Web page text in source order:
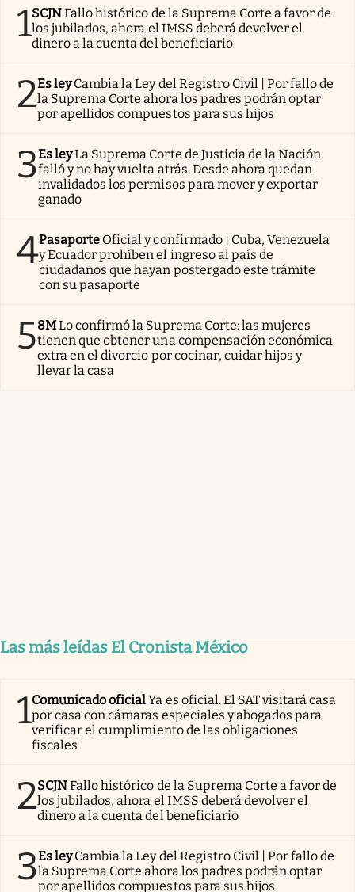
1SCJNFallo histórico de la Suprema Corte a favor de
los jubilados, ahora el IMSS deberá devolver el
dinero a la cuenta del beneficiario
2Es ley Cambia la Ley del Registro Civil | Por fallo de
la Suprema Corte ahora los padres podrán optar
por apellidos compuestos para sus hijos
3Es leyLa Suprema Corte de Justicia de la Nación
falló y no hay vuelta atrás. Desde ahora quedan
invalidados los permisos para mover y exportar
ganado
4Pasaporte Oficial y confirmado | Cuba, Venezuela
y Ecuador prohíben el ingreso al país de
ciudadanos que hayan postergado este trámite
con su pasaporte
58MLo confirmó la Suprema Corte: las mujeres
tienen que obtener una compensación económica
extra en el divorcio por cocinar, cuidar hijos y
llevar la casa
Las más leídas El Cronista México
1Comunicado oficialYa es oficial. El SAT visitará casa
por casa con cámaras especiales y abogados para
verificar el cumplimiento de las obligaciones
fiscales
2SCJNFallo histórico de la Suprema Corte a favor de
los jubilados, ahora el IMSS deberá devolver el
dinero a la cuenta del beneficiario
3Es ley Cambia la Ley del Registro Civil | Por fallo de
la Suprema Corte ahora los padres podrán optar
por apellidos compuestos para sus hijos